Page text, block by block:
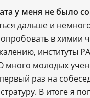
у меня не было
дальше и
в химии
институты
молодых
раз на
В итоге я